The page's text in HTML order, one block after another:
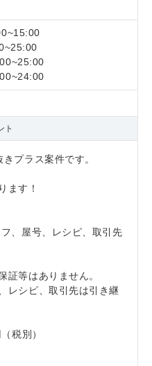
ト
プラス案件です。
ます！
、屋号、レシピ、取引先
等はありません。
レシピ、取引先は引き継
税別）